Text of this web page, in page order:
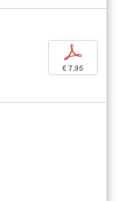
p
€ 7,95